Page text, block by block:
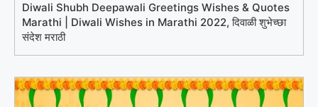
Diwali Shubh Deepawali Greetings Wishes & Quotes
Marathi | Diwali Wishes in Marathi 2022, दिवाळी शुभेच्छा
संदेश मराठी